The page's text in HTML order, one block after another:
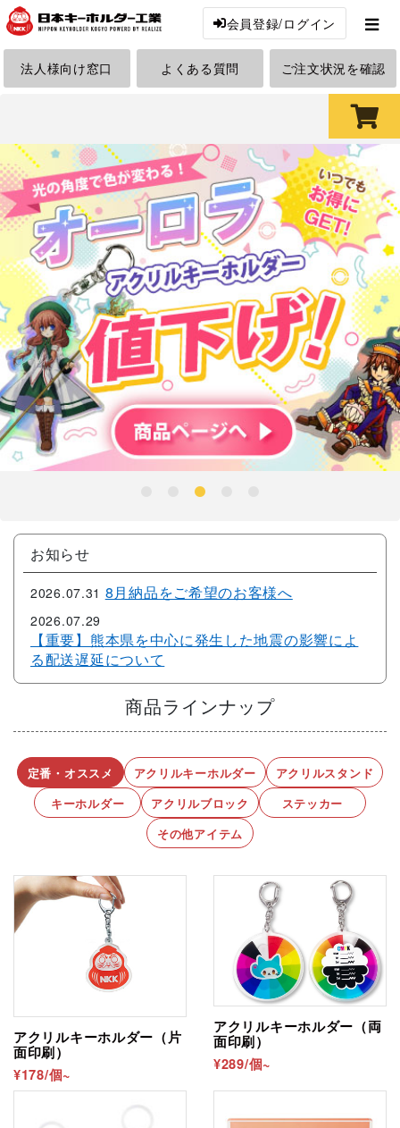
会員登録/ログイン
法人様向け窓口 よくある質問 ご注文状況を確認
商品ラインナップ
定番・オススメ アクリルキーホルダー
アクリルスタンド
キーホルダー
アクリルブロック
ステッカー
その他アイテム
アクリルキーホルダー（片
面印刷）
¥178/個~
アクリルキーホルダー（両
面印刷）
¥289/個~